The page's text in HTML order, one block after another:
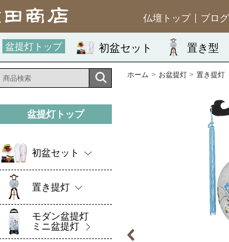
仏壇トップ ブログ
盆提灯トップ 初盆セット 置き型
ホーム お盆提灯 置き提灯
盆提灯トップ
初盆セット
置き提灯
モダン盆提灯
ミニ盆提灯